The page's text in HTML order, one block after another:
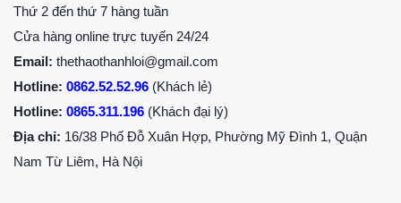
Thứ 2 đến thứ 7 hàng tuần
Cửa hàng online trực tuyến 24/24
Email: thethaothanhloi@gmail.com
Hotline: 0862.52.52.96 (Khách lẻ)
Hotline: 0865.311.196 (Khách đại lý)
Địa chỉ: 16/38 Phố Đỗ Xuân Hợp, Phường Mỹ Đình 1, Quận
Nam Từ Liêm, Hà Nội